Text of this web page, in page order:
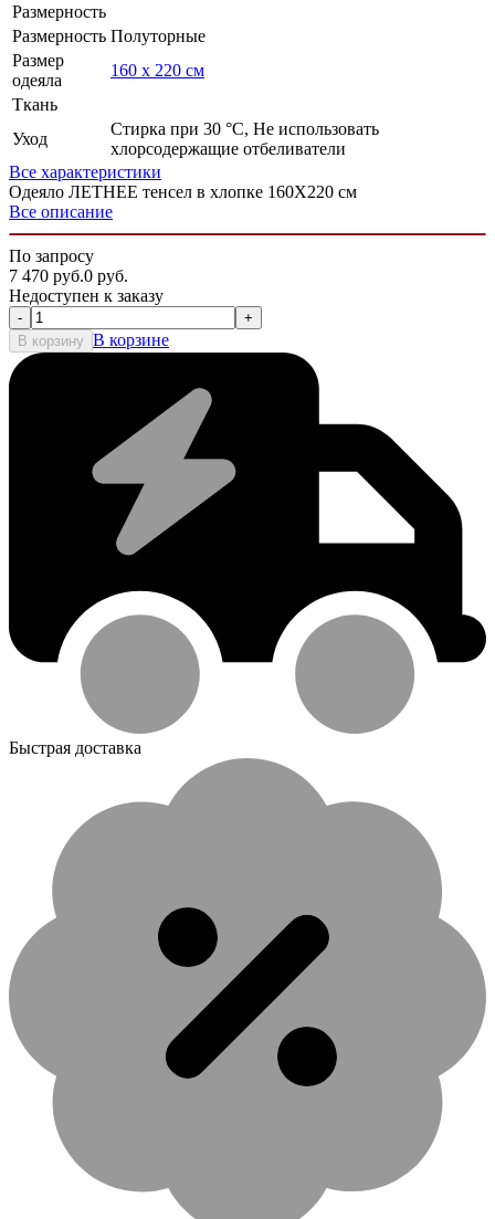
Размерность
Размерность Полуторные
Размер
одеяла
160 x 220 см
Ткань
Уход
Стирка при 30 °С, Не использовать
хлорсодержащие отбеливатели
Все характеристики
Одеяло ЛЕТНЕЕ тенсел в хлопке 160Х220 см
Все описание
По запросу
7 470 руб.0 руб.
Недоступен к заказу
-
+
В корзину В корзине
Быстрая доставка